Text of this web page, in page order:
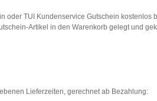
oder TUI Kundenservice Gutschein kostenlos
Artikel in den Warenkorb gelegt und
Lieferzeiten, gerechnet ab Bezahlung: